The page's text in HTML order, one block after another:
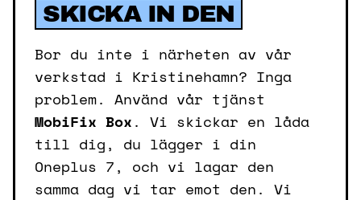
SKICKA IN DEN
Bor du inte i närheten av vår
verkstad i Kristinehamn? Inga
problem. Använd vår tjänst
MobiFix Box. Vi skickar en låda
till dig, du lägger i din
Oneplus 7, och vi lagar den
samma dag vi tar emot den. Vi